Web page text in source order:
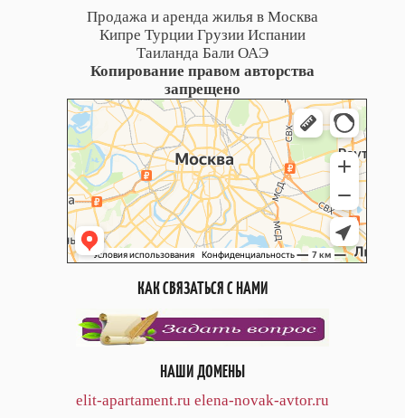
Продажа и аренда жилья в Москва
Кипре Турции Грузии Испании
Таиланда Бали ОАЭ
Копирование правом авторства
запрещено
КАК СВЯЗАТЬСЯ С НАМИ
НАШИ ДОМЕНЫ
elit-apartament.ru elena-novak-avtor.ru